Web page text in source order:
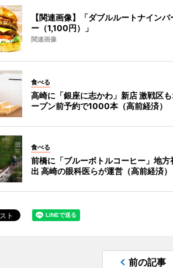
【関連画像】「ダブルルートナインバ
ー（1,100円）」
関連画像
食べる
高崎に「銀座に志かわ」新店 激戦区も
ープン前予約で1000本（高前経済）
食べる
前橋に「ブルーボトルコーヒー」地方
出 高崎の眼科医らが運営（高前経済）
前の記事